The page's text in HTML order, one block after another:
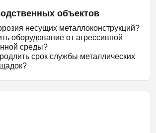
объектов
несущих металлоконструкций?
оборудование от агрессивной
среды?
срок службы металлических